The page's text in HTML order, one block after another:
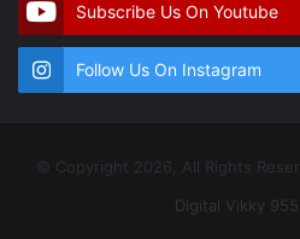
Subscribe Us On Youtube
Follow Us On Instagram
© Copyright 2026, All Rights
Digital Vikky